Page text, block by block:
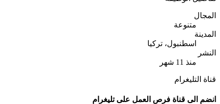
المجال
متنوعة
المدينة
اسطنبول، تركيا
النشر
منذ 11 شهر
قناة التليغرام
انضم الى قناة فرص العمل على تليغرام